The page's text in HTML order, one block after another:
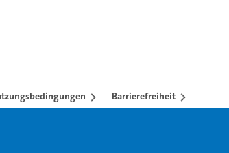
Barrierefreiheit